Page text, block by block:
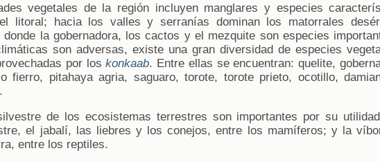
vegetales de la región incluyen manglares y especies
litoral; hacia los valles y serranías dominan los matorrales
donde la gobernadora, los cactos y el mezquite son especies
son adversas, existe una gran diversidad de especies
por loskonkaab. Entre ellas se encuentran: quelite,
fierro, pitahaya agria, saguaro, torote, torote prieto, ocotillo,
de los ecosistemas terrestres son importantes por su
el jabalí, las liebres y los conejos, entre los mamíferos; y la
entre los reptiles.